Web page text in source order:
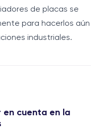
de placas se
para hacerlos aún
industriales.
en cuenta en la